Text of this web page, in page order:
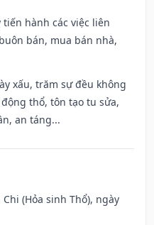
tiến hành các việc liên
bán, mua bán nhà,
xấu, trăm sự đều không
thổ, tôn tạo tu sửa,
an táng...
(Hỏa sinh Thổ), ngày